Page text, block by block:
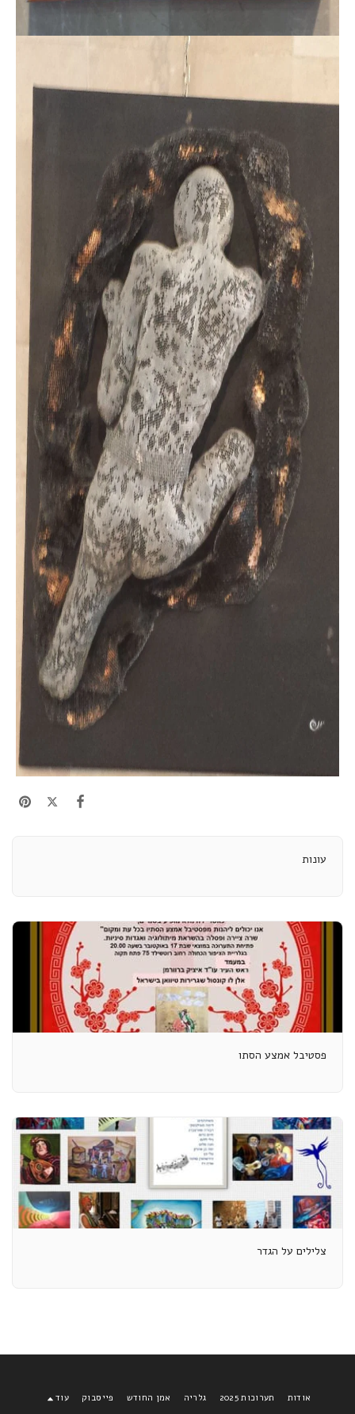
עונות
פסטיבל אמצע הסתו
צלילים על הגדר
אודות תערוכות 2025 גלריה אמן החודש פייסבוק עוד